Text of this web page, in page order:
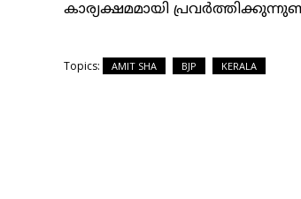
കാര്യക്ഷമമായി
Topics: AMIT SHA BJP KERALA